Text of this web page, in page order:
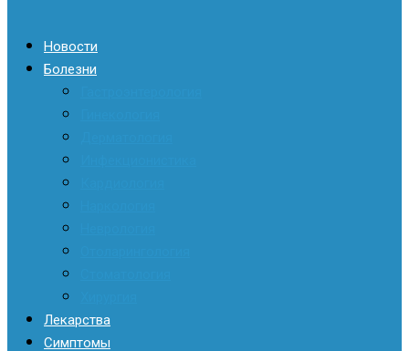
Новости
Болезни
Лекарства
Симптомы